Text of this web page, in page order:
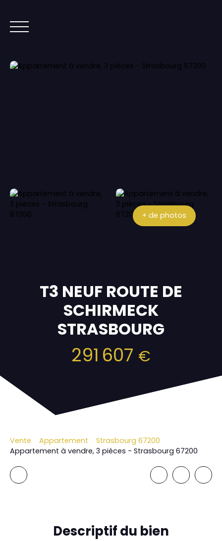
ACCUEIL ACHETER IMMOBILIER NEUF
+ de photos
T3 NEUF ROUTE DE
SCHIRMECK
STRASBOURG
291 607 €
Vente Appartement
Strasbourg 67200
Appartement à vendre, 3 pièces - Strasbourg 67200
Descriptifdu bien